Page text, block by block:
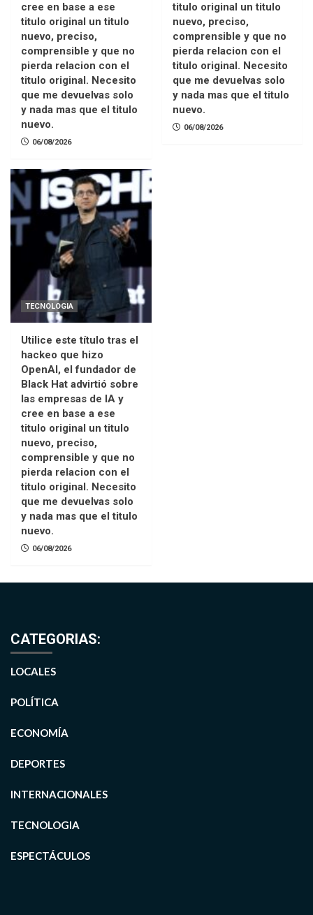
cree en base a ese
titulo original un titulo
nuevo, preciso,
comprensible y que no
pierda relacion con el
titulo original. Necesito
que me devuelvas solo
y nada mas que el titulo
nuevo.
06/08/2026
titulo original un titulo
nuevo, preciso,
comprensible y que no
pierda relacion con el
titulo original. Necesito
que me devuelvas solo
y nada mas que el titulo
nuevo.
06/08/2026
TECNOLOGIA
Utilice este título tras el
hackeo que hizo
OpenAI, el fundador de
Black Hat advirtió sobre
las empresas de IA y
cree en base a ese
titulo original un titulo
nuevo, preciso,
comprensible y que no
pierda relacion con el
titulo original. Necesito
que me devuelvas solo
y nada mas que el titulo
nuevo.
06/08/2026
CATEGORIAS:
LOCALES
POLÍTICA
ECONOMÍA
DEPORTES
INTERNACIONALES
TECNOLOGIA
ESPECTÁCULOS